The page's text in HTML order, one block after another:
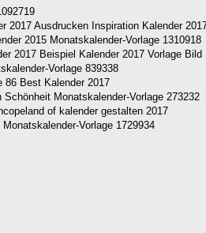
2015 Monatskalender-Vorlage 1310918
Vorlage 839338
Monatskalender-Vorlage 273232
Vorlage 1729934